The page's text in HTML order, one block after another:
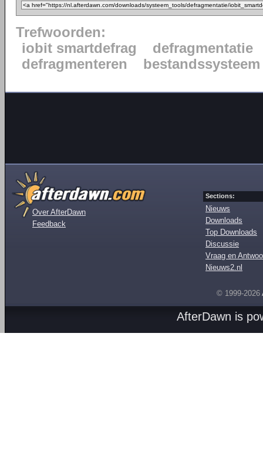
Trefwoorden:
iobit smartdefrag
defragmentatie
defragmenteren
bestandssysteem
Over AfterDawn
Feedback
Sections:
Nieuws
Downloads
Top Downloads
Discussie
Vraag en
Nieuws2.nl
© 1999-2026
AfterDawn is